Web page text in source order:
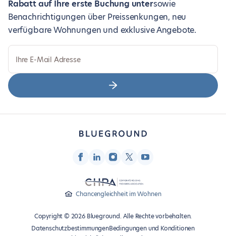
Rabatt auf Ihre erste Buchung untersowie
Benachrichtigungen über Preissenkungen, neu
verfügbare Wohnungen und exklusive Angebote.
Ihre E-Mail Adresse
Chancengleichheit im Wohnen
Copyright © 2026 Blueground. Alle Rechte vorbehalten.
DatenschutzbestimmungenBedingungen und Konditionen